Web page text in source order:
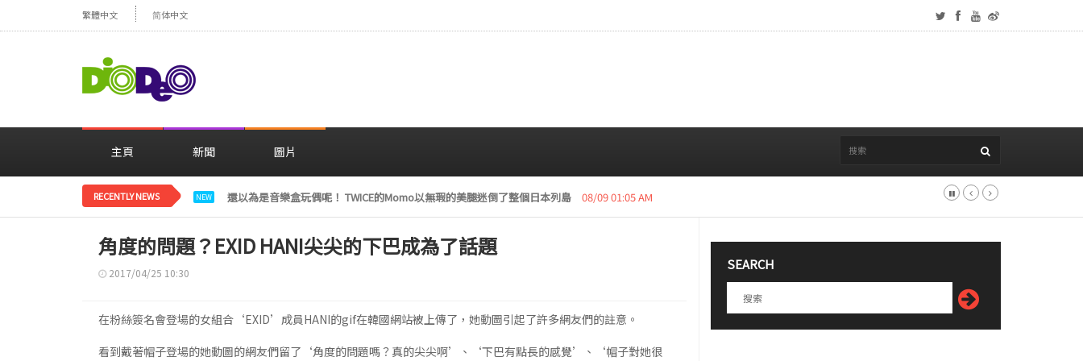
繁體中文 简体中文
主頁 新聞 圖片
RECENTLY NEWS NEW LE SSERAFIM金彩元恢復活動“下周開始安排日程” 08/08 01:05 AM
角度的問題？EXID HANI尖尖的下巴成為了話題
2017/04/25 10:30
在粉絲簽名會登場的女組合‘EXID’成員HANI的gif在韓國網站被上傳了，她動圖引起了許多網友們的註意。
看到戴著帽子登場的她動圖的網友們留了‘角度的問題嗎？真的尖尖啊’、‘下巴有點長的感覺’、‘帽子對她很
SEARCH